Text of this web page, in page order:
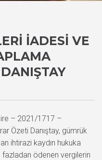
İADESI VE
– 2021/1717 –
Özeti Danıştay, gümrük
ihtirazi kaydın hukuka
fazladan ödenen vergilerin